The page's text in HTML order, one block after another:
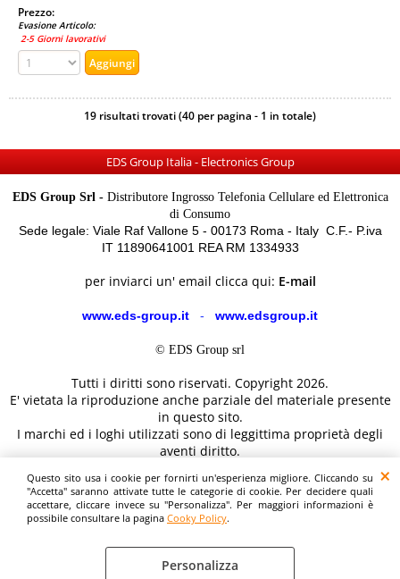
Questo sito usa i cookie per fornirti un'esperienza migliore. Cliccando su
"Accetta" saranno attivate tutte le categorie di cookie. Per decidere quali
accettare, cliccare invece su "Personalizza". Per maggiori informazioni è
possibile consultare la pagina Cooky Policy.
Personalizza
Prezzo:
Evasione Articolo:
2-5 Giorni lavorativi
19 risultati trovati (40 per pagina - 1 in totale)
EDS Group Italia - Electronics Group
EDS Group Srl -Distributore Ingrosso Telefonia Cellulare ed Elettronica
di Consumo
Sede legale: Viale Raf Vallone 5 - 00173 Roma - Italy C.F.- P.iva
IT 11890641001 REA RM 1334933
per inviarci un' email clicca qui: E-mail
www.eds-group.it - www.edsgroup.it
© EDS Group srl
Tutti i diritti sono riservati. Copyright 2026.
E' vietata la riproduzione anche parziale del materiale presente
in questo sito.
I marchi ed i loghi utilizzati sono di leggittima proprietà degli
aventi diritto.
scopo illustrativo fanno fede i dettagli sul sito del costruttore.